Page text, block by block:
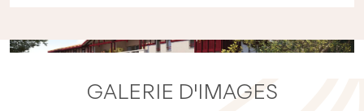
GALERIE D'IMAGES